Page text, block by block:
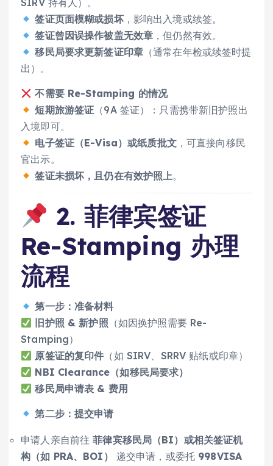
SIRV 持有人）。
签证页面模糊或损坏，影响出入境或续签。
签证曾因误操作被盖无效章 ，但仍然有效。
移民局要求更新签证印章 （通常在年检或续签时提
出）。
不需要 Re-Stamping 的情况
短期旅游签证 （9A 签证）：只需携带新旧护照出
入境即可。
电子签证（E-Visa）或纸质批文，可直接向移民
官出示。
签证未损坏，且仍在有效护照上。
2. 菲律宾签证
Re-Stamping 办理
流程
第一步：准备材料
旧护照 & 新护照 （如因换护照需要 Re-
Stamping）
原签证的复印件 （如 SIRV、SRRV 贴纸或印章）
NBI Clearance（如移民局要求）
移民局申请表 & 费用
第二步：提交申请
申请人亲自前往菲律宾移民局（BI）或相关签证机
构（如 PRA、BOI）
递交申请，或委托 998VISA